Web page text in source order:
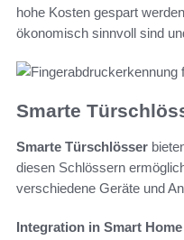
hohe Kosten gespart
ökonomisch sinnvoll sind
Smarte
Smarte Türschlösser
diesen Schlössern
verschiedene Geräte und
Integration in Smart